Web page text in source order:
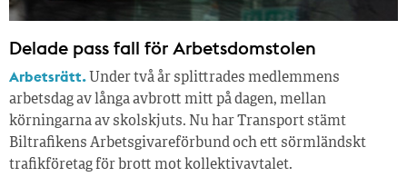
Delade pass fall för Arbetsdomstolen
Arbetsrätt. Under två år splittrades medlemmens
arbetsdag av långa avbrott mitt på dagen, mellan
körningarna av skolskjuts. Nu har Transport stämt
Biltrafikens Arbetsgivareförbund och ett sörmländskt
trafikföretag för brott mot kollektivavtalet.